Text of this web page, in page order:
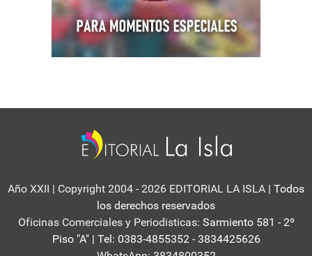
Año XXII | Copyright 2004 - 2026 EDITORIAL LA ISLA | Todos
los derechos reservados
Oficinas Comerciales y Periodisticas: Sarmiento 581 - 2º
Piso "A" | Tel: 0383-4855352 - 3834425626